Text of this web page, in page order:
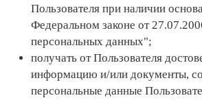
Пользователя при наличии
Федеральном законе от
персональных данных";
получать от Пользователя
информацию и/или документы,
персональные данные